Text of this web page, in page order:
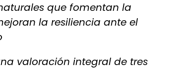
que fomentan la
la resiliencia ante el
valoración integral de tres